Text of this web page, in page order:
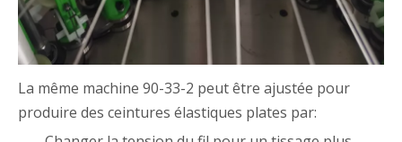
La même machine 90-33-2 peut être ajustée pour
produire des ceintures élastiques plates par: